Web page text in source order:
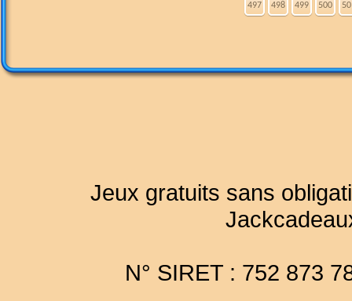
497 498 499 500
Jeux gratuits sans
N° SIRET : 752 873